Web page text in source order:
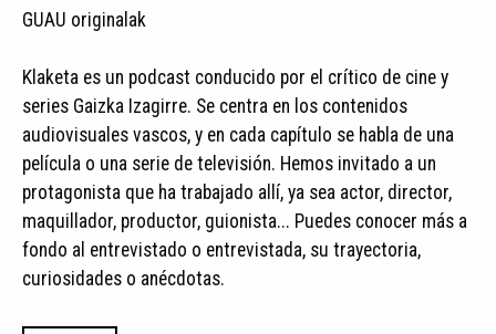
GUAU originalak
Klaketa es un podcast conducido por el crítico de cine y
series Gaizka Izagirre. Se centra en los contenidos
audiovisuales vascos, y en cada capítulo se habla de una
película o una serie de televisión. Hemos invitado a un
protagonista que ha trabajado allí, ya sea actor, director,
maquillador, productor, guionista... Puedes conocer más a
fondo al entrevistado o entrevistada, su trayectoria,
curiosidades o anécdotas.​ ​